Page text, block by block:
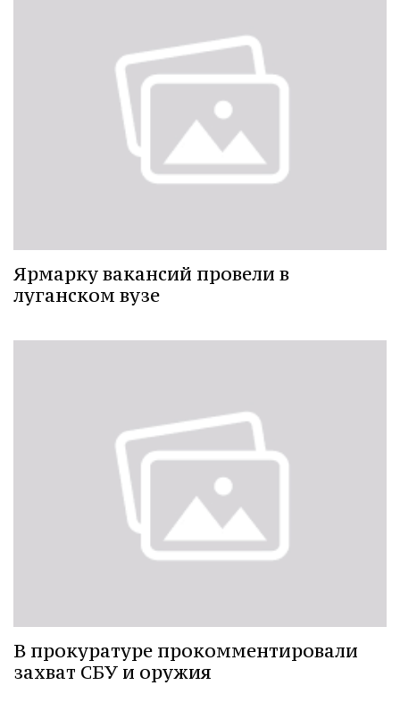
Ярмарку вакансий провели в
луганском вузе
В прокуратуре прокомментировали
захват СБУ и оружия